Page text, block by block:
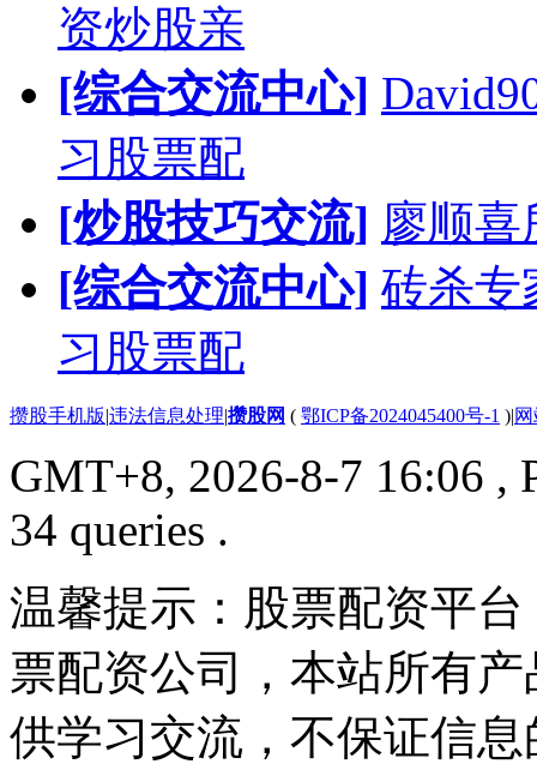
资炒股亲
[综合交流中心]
习股票配
[炒股技巧交流] 廖顺
[综合交流中心] 砖杀专
习股票配
攒股手机版|违法信息处理|攒股网 ( 鄂ICP备2024045400号-1 )|
GMT+8, 2026-8-7 16:06 ,
34 queries .
温馨提示：股票配资平
票配资公司，本站所有
供学习交流，不保证信